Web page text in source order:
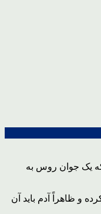
که یک جوان روس به
و ظاهراً آدم باید آن